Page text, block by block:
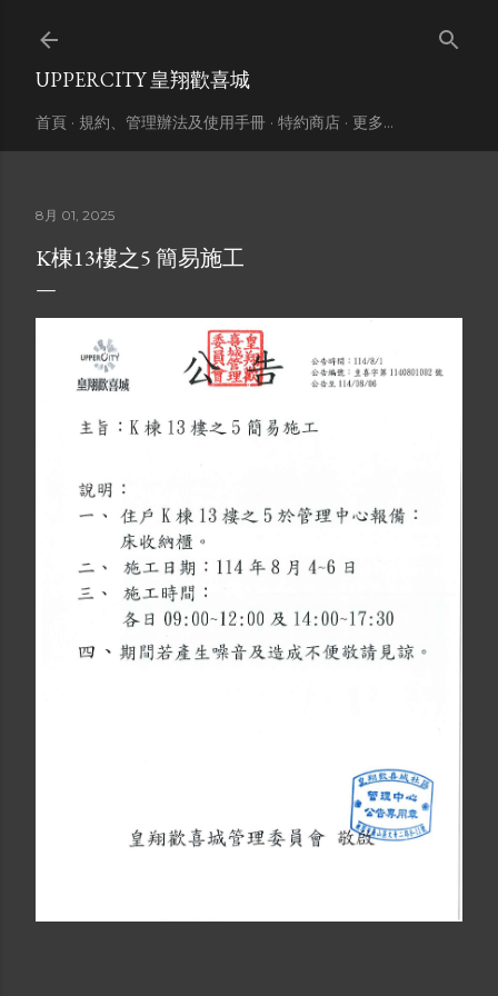
UPPERCITY 皇翔歡喜城
首頁 規約、管理辦法及使用手冊 特約商店 更多…
8月 01, 2025
K棟13樓之5 簡易施工